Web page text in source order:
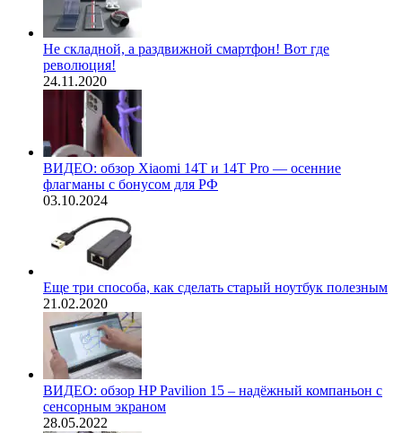
Не складной, а раздвижной смартфон! Вот где
революция!
24.11.2020
ВИДЕО: обзор Xiaomi 14T и 14T Pro — осенние
флагманы с бонусом для РФ
03.10.2024
Еще три способа, как сделать старый ноутбук полезным
21.02.2020
ВИДЕО: обзор HP Pavilion 15 – надёжный компаньон с
сенсорным экраном
28.05.2022